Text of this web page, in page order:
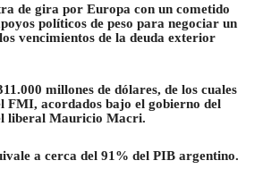
de gira por Europa con un cometido
políticos de peso para negociar un
vencimientos de la deuda exterior
millones de dólares, de los cuales
FMI, acordados bajo el gobierno del
liberal Mauricio Macri.
a cerca del 91% del PIB argentino.